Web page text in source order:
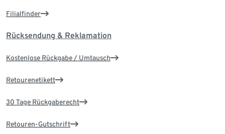
Filialfinder
Rücksendung & Reklamation
Kostenlose Rückgabe / Umtausch
Retourenetikett
30 Tage Rückgaberecht
Retouren-Gutschrift